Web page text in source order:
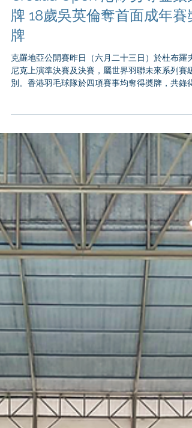
克羅地亞羽毛球公開賽
Croatia Open 港隊勇奪金銀
牌 18歲吳英倫奪首面成年賽
牌
克羅地亞公開賽昨日（六月二十三日）於杜布羅夫
尼克上演準決賽及決賽，屬世界羽聯未來系列賽級
別。香港羽毛球隊於四項賽事均奪得奬牌，共錄得
一金兩銀兩銅優異成績。 女子雙打賽事，港隊代表
呂樂樂、吳邵頤於四強以2比0淘汰荷蘭組合晉級，
決賽面對4號種子Anna...